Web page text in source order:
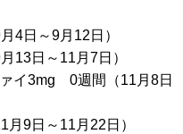
4日～9月12日）
13日～11月7日）
イ3mg 0週間（11月8日
9日～11月22日）